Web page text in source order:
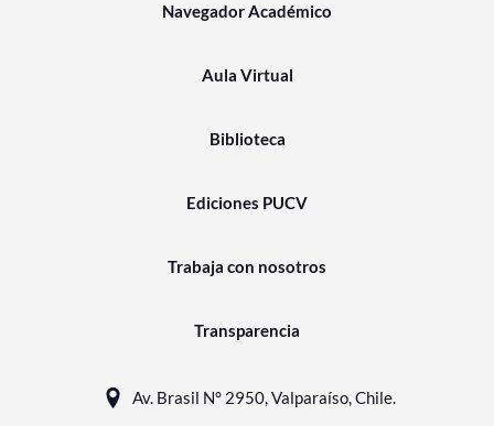
Navegador Académico
Aula Virtual
Biblioteca
Ediciones PUCV
Trabaja con nosotros
Transparencia
Av. Brasil N° 2950, Valparaíso, Chile.